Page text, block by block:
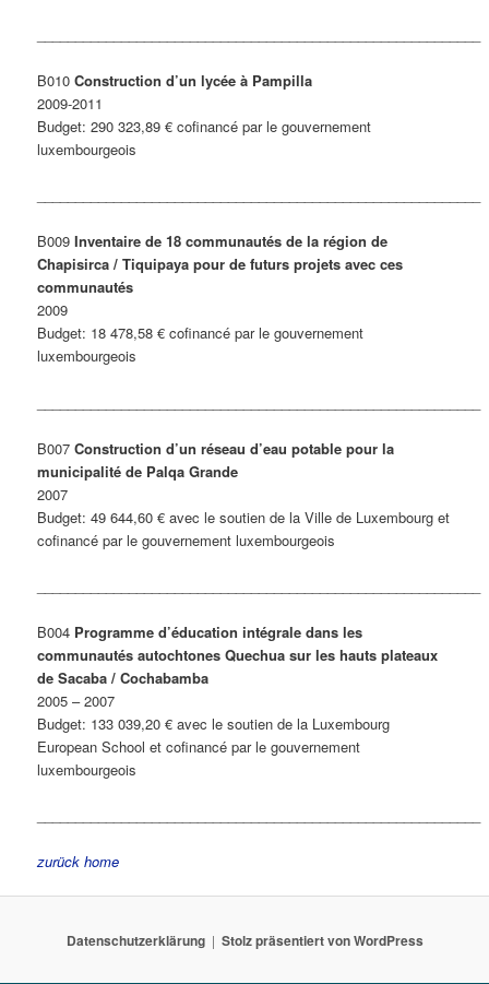
B010Construction d’un lycée à Pampilla
2009-2011
Budget: 290 323,89 € cofinancé par le gouvernement
luxembourgeois
B009Inventaire de 18 communautés de la région de
Chapisirca / Tiquipaya pour de futurs projets avec ces
communautés
2009
Budget: 18 478,58 € cofinancé par le gouvernement
luxembourgeois
B007Construction d’un réseau d’eau potable pour la
municipalité de Palqa Grande
2007
Budget: 49 644,60 € avec le soutien de la Ville de Luxembourg et
cofinancé par le gouvernement luxembourgeois
B004 Programme d’éducation intégrale dans les
communautés autochtones Quechua sur les hauts plateaux
de Sacaba / Cochabamba
2005 – 2007
Budget: 133 039,20 € avec le soutien de la Luxembourg
European School et cofinancé par le gouvernement
luxembourgeois
zurückhome
Datenschutzerklärung Stolz präsentiert von WordPress